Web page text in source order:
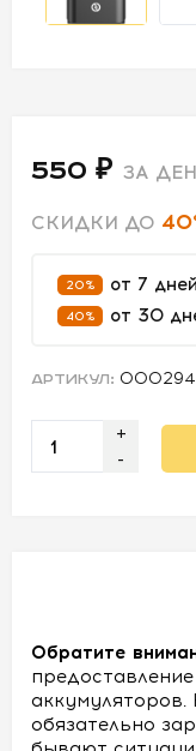
АРЕНДА
СВЕТОБАЗА
ПЕРВАЯ
УСЛОВИЯ
О
550 ₽ ЗА
СКИДКИ ДО
20% от 7 дней
40% от 30
АРТИКУЛ: 000294
+
-
Обратите
аккумуляторов.
обязательно